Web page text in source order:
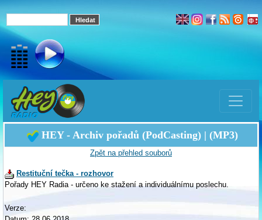
HEY - Archiv pořadů (PodCasting) | (MP3)
Zpět na přehled souborů
Restituční tečka - rozhovor
Pořady HEY Radia - určeno ke stažení a individuálnímu poslechu.
Verze: